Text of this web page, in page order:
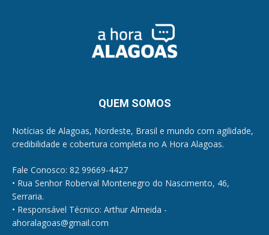
QUEM SOMOS
Notícias de Alagoas, Nordeste, Brasil e mundo com agilidade,
credibilidade e cobertura completa no A Hora Alagoas.
Fale Conosco: 82 99669-4427
• Rua Senhor Roberval Montenegro do Nascimento, 46,
Serraria.
• Responsável Técnico: Arthur Almeida -
ahoralagoas@gmail.com